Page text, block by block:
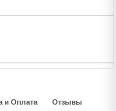
и Оплата Отзывы